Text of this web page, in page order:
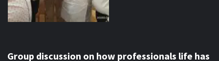
Group discussion on how professionals life has